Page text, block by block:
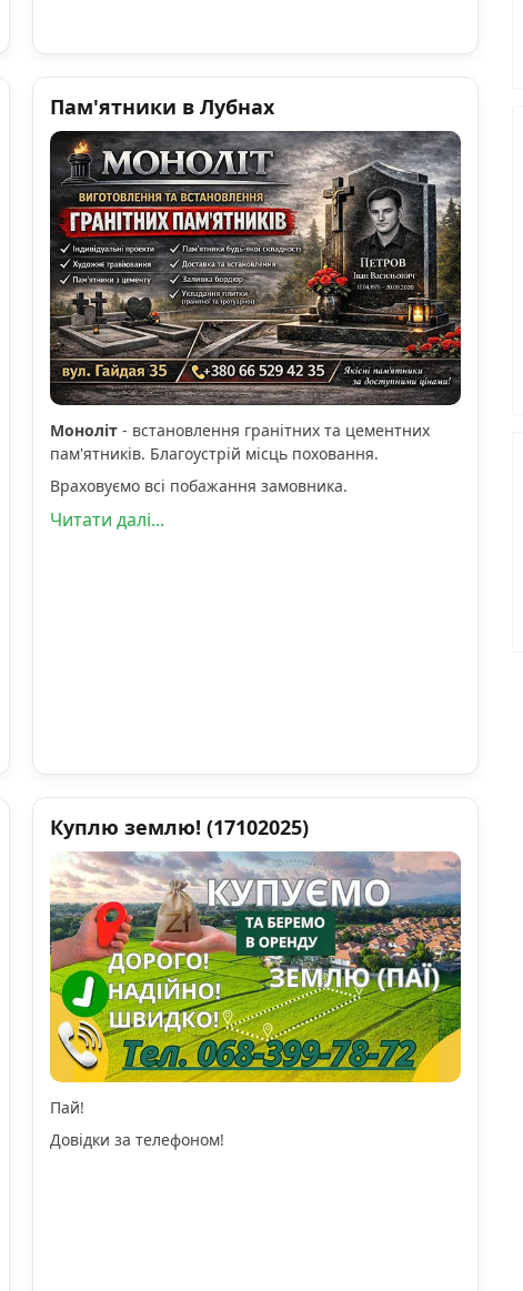
Пам'ятники в Лубнах
Моноліт- встановлення гранітних та цементних
пам'ятників. Благоустрій місць поховання.
Враховуємо всі побажання замовника.
Читати далі...
Куплю землю! (17102025)
Пай!
Довідки за телефоном!